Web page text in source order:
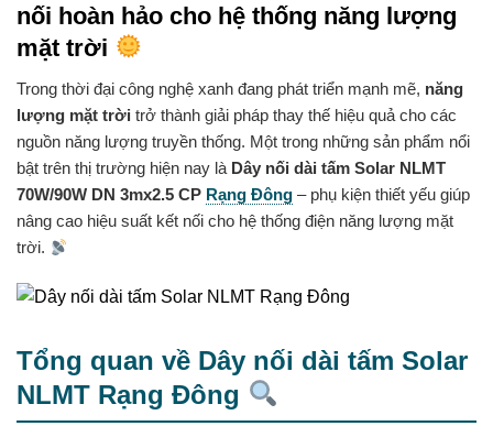
nối hoàn hảo cho hệ thống năng lượng
mặt trời
Trong thời đại công nghệ xanh đang phát triển mạnh mẽ, năng
lượng mặt trời trở thành giải pháp thay thế hiệu quả cho các
nguồn năng lượng truyền thống. Một trong những sản phẩm nổi
bật trên thị trường hiện nay là Dây nối dài tấm Solar NLMT
70W/90W DN 3mx2.5 CP Rạng Đông – phụ kiện thiết yếu giúp
nâng cao hiệu suất kết nối cho hệ thống điện năng lượng mặt
trời.
Tổng quan về Dây nối dài tấm Solar
NLMT Rạng Đông